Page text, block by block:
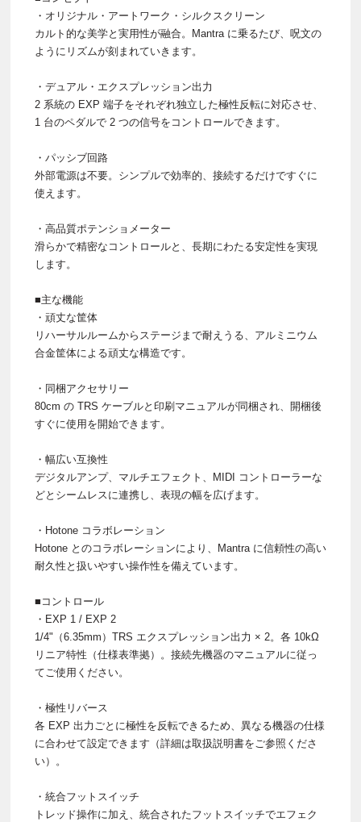
・オリジナル・アートワーク・シルクスクリーン
カルト的な美学と実用性が融合。Mantra に乗るたび、呪文の
ようにリズムが刻まれていきます。
・デュアル・エクスプレッション出力
2 系統の EXP 端子をそれぞれ独立した極性反転に対応させ、
1 台のペダルで 2 つの信号をコントロールできます。
・パッシブ回路
外部電源は不要。シンプルで効率的、接続するだけですぐに
使えます。
・高品質ポテンショメーター
滑らかで精密なコントロールと、長期にわたる安定性を実現
します。
■主な機能
・頑丈な筐体
リハーサルルームからステージまで耐えうる、アルミニウム
合金筐体による頑丈な構造です。
・同梱アクセサリー
80cm の TRS ケーブルと印刷マニュアルが同梱され、開梱後
すぐに使用を開始できます。
・幅広い互換性
デジタルアンプ、マルチエフェクト、MIDI コントローラーな
どとシームレスに連携し、表現の幅を広げます。
・Hotone コラボレーション
Hotone とのコラボレーションにより、Mantra に信頼性の高い
耐久性と扱いやすい操作性を備えています。
■コントロール
・EXP 1 / EXP 2
1/4"（6.35mm）TRS エクスプレッション出力 × 2。各 10kΩ
リニア特性（仕様表準拠）。接続先機器のマニュアルに従っ
てご使用ください。
・極性リバース
各 EXP 出力ごとに極性を反転できるため、異なる機器の仕様
に合わせて設定できます（詳細は取扱説明書をご参照くださ
い）。
・統合フットスイッチ
トレッド操作に加え、統合されたフットスイッチでエフェク